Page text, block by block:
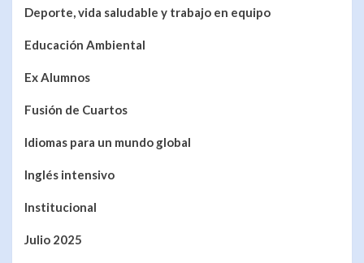
Deporte, vida saludable y trabajo en equipo
Educación Ambiental
Ex Alumnos
Fusión de Cuartos
Idiomas para un mundo global
Inglés intensivo
Institucional
Julio 2025